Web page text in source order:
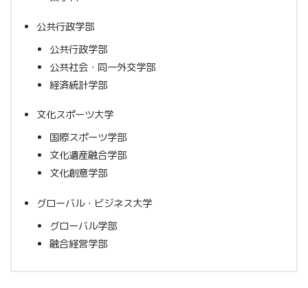
公共行政学部
公共行政学部
公共社会・同一外交学部
経済統計学部
文化スポーツ大学
国際スポーツ学部
文化遺産融合学部
文化創意学部
グローバル・ビジネス大学
グローバル学部
融合経営学部